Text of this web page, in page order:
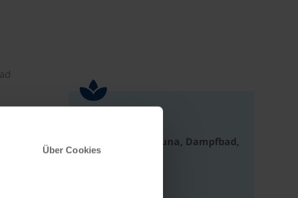
Über Cookies
90° Sauna, Biosauna, Dampfbad,
Fitnessbereich